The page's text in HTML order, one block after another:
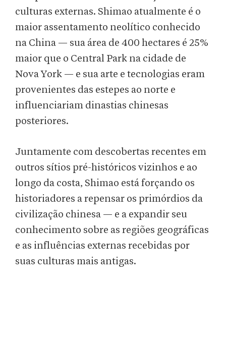
culturas externas. Shimao atualmente é o
maior assentamento neolítico conhecido
na China — sua área de 400 hectares é 25%
maior que o Central Park na cidade de
Nova York — e sua arte e tecnologias eram
provenientes das estepes ao norte e
influenciariam dinastias chinesas
posteriores.
Juntamente com descobertas recentes em
outros sítios pré-históricos vizinhos e ao
longo da costa, Shimao está forçando os
historiadores a repensar os primórdios da
civilização chinesa — e a expandir seu
conhecimento sobre as regiões geográficas
e as influências externas recebidas por
suas culturas mais antigas.